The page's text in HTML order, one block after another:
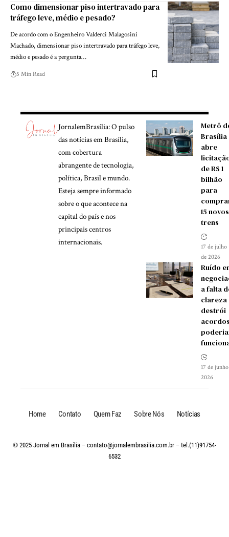
Como dimensionar piso intertravado para
tráfego leve, médio e pesado?
De acordo com o Engenheiro Valderci Malagosini
Machado, dimensionar piso intertravado para tráfego leve,
médio e pesado é a pergunta…
5 Min Read
JornalemBrasília: O pulso
das notícias em Brasília,
com cobertura
abrangente de tecnologia,
política, Brasil e mundo.
Esteja sempre informado
sobre o que acontece na
capital do país e nos
principais centros
internacionais.
Metrô
Brasília
abre
de R$ 1
bilhão
para
15 novos
trens
17 de julho
de 2026
Ruído
a falta
clareza
destrói
17 de
2026
Home Contato Quem Faz Sobre Nós Notícias
© 2025 Jornal em Brasília – contato@jornalembrasilia.com.br – tel.(11)91754-
6532